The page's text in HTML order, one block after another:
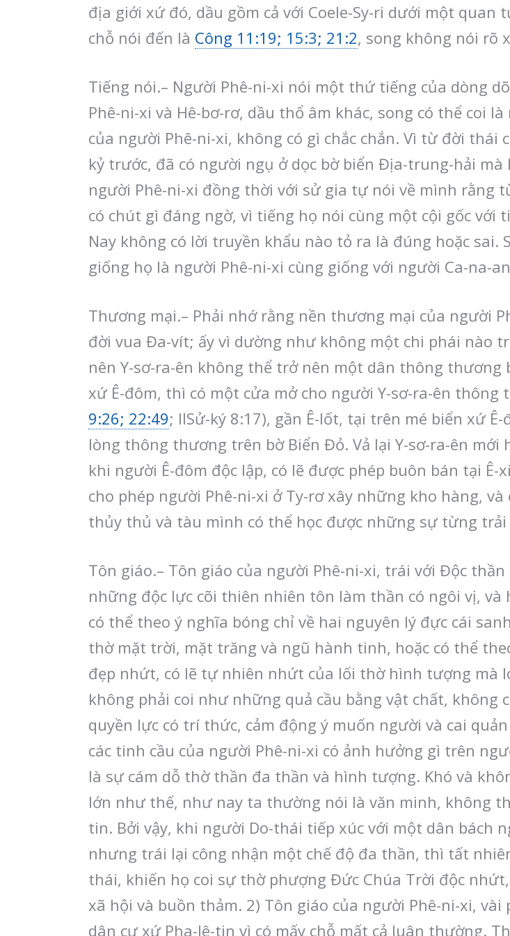
địa giới xứ đó, dầu gồm cả với Coele-Sy-ri dưới một quan
chỗ nói đến là Công 11:19; 15:3; 21:2, song không nói rõ
Tiếng nói.– Người Phê-ni-xi nói một thứ tiếng của dòng
Phê-ni-xi và Hê-bơ-rơ, dầu thổ âm khác, song có thể coi
của người Phê-ni-xi, không có gì chắc chắn. Vì từ đời
kỷ trước, đã có người ngụ ở dọc bờ biển Địa-trung-hải
người Phê-ni-xi đồng thời với sử gia tự nói về mình
có chút gì đáng ngờ, vì tiếng họ nói cùng một cội gốc
Nay không có lời truyền khẩu nào tỏ ra là đúng hoặc sai.
giống họ là người Phê-ni-xi cùng giống với người Ca-na-
Thương mại.– Phải nhớ rằng nền thương mại của người
đời vua Đa-vít; ấy vì dường như không một chi phái nào
nên Y-sơ-ra-ên không thể trở nên một dân thông
xứ Ê-đôm, thì có một cửa mở cho người Y-sơ-ra-ên thông
9:26; 22:49; IISử-ký 8:17), gần Ê-lốt, tại trên mé biển xứ
lòng thông thương trên bờ Biển Đỏ. Vả lại Y-sơ-ra-ên
khi người Ê-đôm độc lập, có lẽ được phép buôn bán tại Ê-
cho phép người Phê-ni-xi ở Ty-rơ xây những kho hàng,
thủy thủ và tàu mình có thể học được những sự từng
Tôn giáo.– Tôn giáo của người Phê-ni-xi, trái với Độc
những độc lực cõi thiên nhiên tôn làm thần có ngôi vị, và
có thể theo ý nghĩa bóng chỉ về hai nguyên lý đực cái
thờ mặt trời, mặt trăng và ngũ hành tinh, hoặc có thể
đẹp nhứt, có lẽ tự nhiên nhứt của lối thờ hình tượng
không phải coi như những quả cầu bằng vật chất, không
quyền lực có trí thức, cảm động ý muốn người và cai
các tinh cầu của người Phê-ni-xi có ảnh hưởng gì trên
là sự cám dỗ thờ thần đa thần và hình tượng. Khó và
lớn như thế, như nay ta thường nói là văn minh, không
tin. Bởi vậy, khi người Do-thái tiếp xúc với một dân bách
nhưng trái lại công nhận một chế độ đa thần, thì tất
thái, khiến họ coi sự thờ phượng Đức Chúa Trời độc
xã hội và buồn thảm. 2) Tôn giáo của người Phê-ni-xi,
dân cư xứ Pha-lê-tin vì có mấy chỗ mất cả luân thường.